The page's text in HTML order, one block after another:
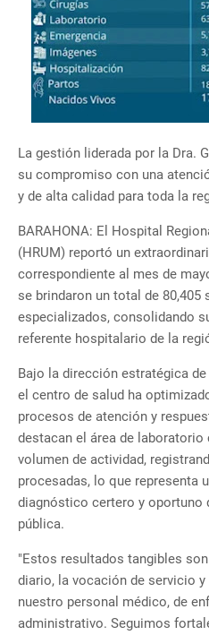
La gestión liderada por la Dra.
su compromiso con una
y de alta calidad para toda la
BARAHONA: El Hospital
(HRUM) reportó un
correspondiente al mes de
se brindaron un total de 80,405
especializados, consolidando
referente hospitalario de la
Bajo la dirección estratégica
el centro de salud ha
procesos de atención y
destacan el área de
volumen de actividad,
procesadas, lo que representa
diagnóstico certero y oportuno
pública.
"Estos resultados tangibles
diario, la vocación de servicio
nuestro personal médico, de
administrativo. Seguimos